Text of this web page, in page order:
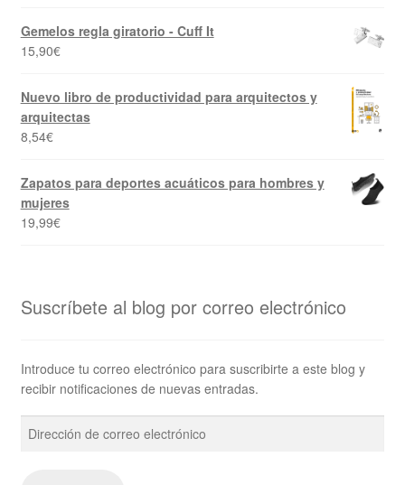
Gemelos regla giratorio - Cuff It
15,90€
Nuevo libro de productividad para arquitectos y
arquitectas
8,54€
Zapatos para deportes acuáticos para hombres y
mujeres
19,99€
Suscríbete al blog por correo electrónico
Introduce tu correo electrónico para suscribirte a este blog y
recibir notificaciones de nuevas entradas.
Dirección
de